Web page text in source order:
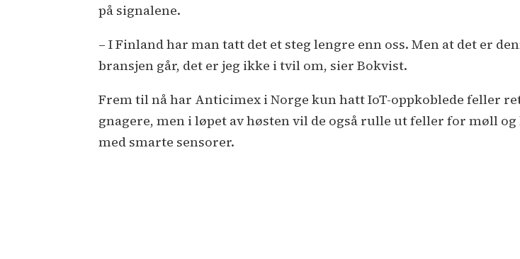
på signalene.
– I Finland har man tatt det et steg lengre enn oss. Men at det er
bransjen går, det er jeg ikke i tvil om, sier Bokvist.
Frem til nå har Anticimex i Norge kun hatt IoT-oppkoblede feller
gnagere, men i løpet av høsten vil de også rulle ut feller for møll
med smarte sensorer.